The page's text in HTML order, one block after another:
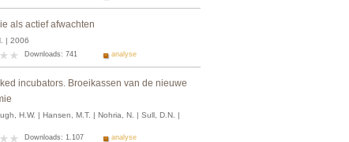
als actief afwachten
| 2006
Downloads: 741 analyse
incubators. Broeikassen van de nieuwe
H.W. | Hansen, M.T. | Nohria, N. | Sull, D.N. |
Downloads: 1.107 analyse